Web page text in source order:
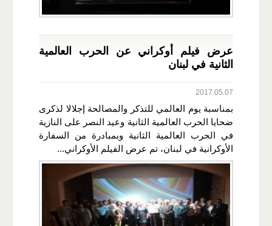
عرض فيلم أوكراني عن الحرب العالمية
الثانية في لبنان
2017.05.07
بمناسبة يوم العالمي للتذكر والمصالحة إجلالا لذكرى
ضحايا الحرب العالمية الثانية وعيد النصر على النازية
في الحرب العالمية الثانية وبمبادرة من السفارة
الأوكرانية في لبنان، تم عرض الفيلم الأوكراني...